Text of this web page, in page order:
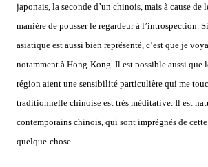
japonais, la seconde d’un chinois, mais à cause de
manière de pousser le regardeur à l’introspection.
asiatique est aussi bien représenté, c’est que je
notamment à Hong-Kong. Il est possible aussi que
région aient une sensibilité particulière qui me
traditionnelle chinoise est très méditative. Il est
contemporains chinois, qui sont imprégnés de
quelque-chose.